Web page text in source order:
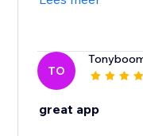
TO
great app